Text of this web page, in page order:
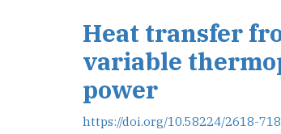
Heat transfer
variable
power
https://doi.org/10.58224/2618-